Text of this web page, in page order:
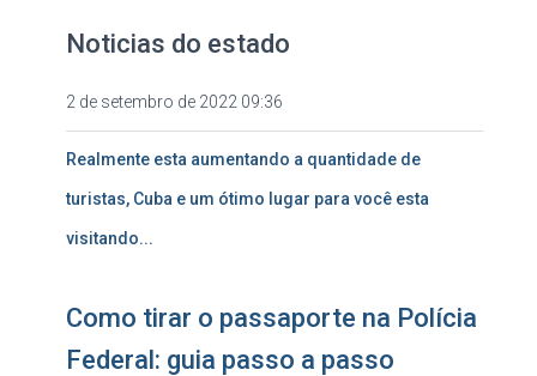
Noticias do estado
2 de setembro de 2022 09:36
Realmente esta aumentando a quantidade de
turistas, Cuba e um ótimo lugar para você esta
visitando...
Como tirar o passaporte na Polícia
Federal: guia passo a passo